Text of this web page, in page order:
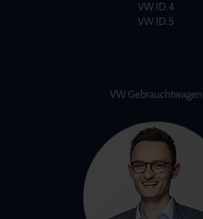
VW ID.4
VW ID.5
VW Gebrauchtwagen